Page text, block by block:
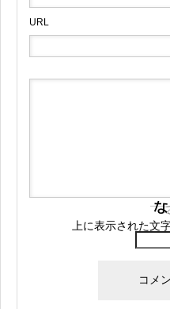
URL
上に表示された文